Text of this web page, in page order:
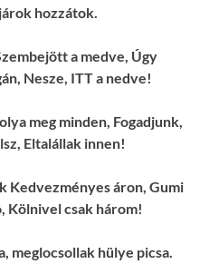
hozzátok.
a medve, Úgy
Nesze, ITT a nedve!
meg minden, Fogadjunk,
Eltalállak innen!
Kedvezményes áron, Gumi
Kölnivel csak három!
meglocsollak hülye picsa.